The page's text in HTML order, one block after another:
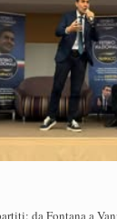
da Fontana a